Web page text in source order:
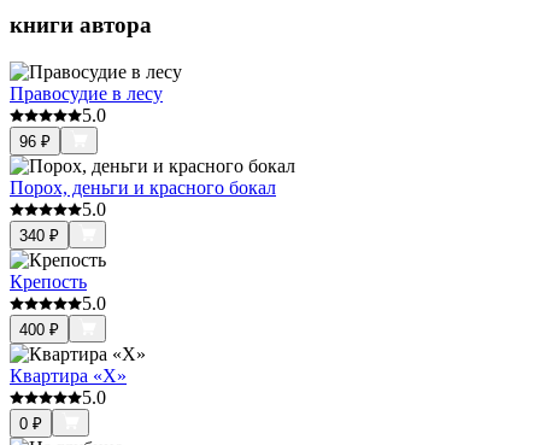
книги автора
Правосудие в лесу
5.0
96 ₽
Порох, деньги и красного бокал
5.0
340 ₽
Крепость
5.0
400 ₽
Квартира «X»
5.0
0 ₽